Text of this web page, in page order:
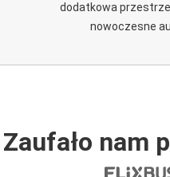
dodatkowa
nowoczesne
Zaufało nam